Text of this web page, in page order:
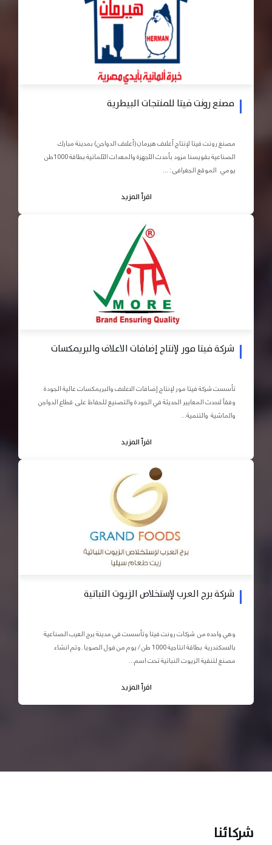
مصنع رونت فيتا للمنتجات البيطرية
مصنع رونت فيتا لإنتاج أعلاف هيرمان (أعلاف الدواجن) بمدينة مبارك
الصناعية بقويسنا مزود بأحدث الأجهزة والمعدات الآلمانية بطاقة 1000طن
يومي الموقع الجغرافى : ...
اقرأ المزيد
شركة فيتا مور لإنتاج إضافات الاعلاف والبريمكسات
تأسست شركة فيتا مور لإنتاج إضافات الاعلاف والبريمكسات عالية الجودة
وفقاً لاحدث المعايير الحديثة في الجودة والتصنيع للحفاظ على قطاع الدواجن
والماشية والتنمية...
اقرأ المزيد
شركة برج العرب لإستخلاص الزيوت النباتية
وهي واحده من شركات رونت فيتا وتأسست في مدينة برج العرب الصناعية
بالاسكندرية بطاقة انتاجية 1000 طن / يوم من فول الصويا. وتم انشاء
مصنع لتنقية الزيوت النباتية تحت اسم...
اقرأ المزيد
شركائنا